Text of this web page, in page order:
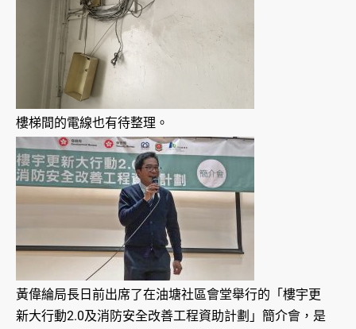
樓梯間的電線也有待整理。
黃偉綸局長日前出席了在油塘社區會堂舉行的「樓宇更
新大行動2.0及消防安全改善工程資助計劃」簡介會，是